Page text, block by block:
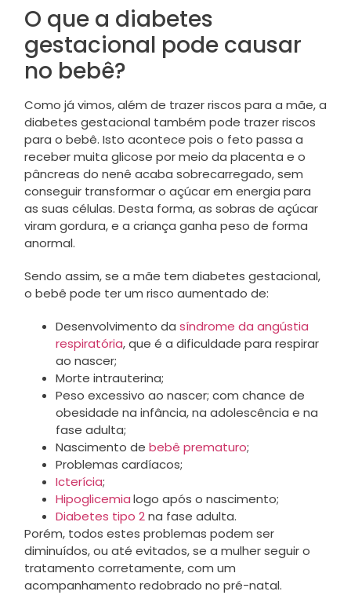
O que a diabetes
gestacional pode causar
no bebê?
Como já vimos, além de trazer riscos para a mãe, a
diabetes gestacional também pode trazer riscos
para o bebê. Isto acontece pois o feto passa a
receber muita glicose por meio da placenta e o
pâncreas do nenê acaba sobrecarregado, sem
conseguir transformar o açúcar em energia para
as suas células. Desta forma, as sobras de açúcar
viram gordura, e a criança ganha peso de forma
anormal.
Sendo assim, se a mãe tem diabetes gestacional,
o bebê pode ter um risco aumentado de:
Desenvolvimento da síndrome da angústia
respiratória, que é a dificuldade para respirar
ao nascer;
Morte intrauterina;
Peso excessivo ao nascer; com chance de
obesidade na infância, na adolescência e na
fase adulta;
Nascimento de bebê prematuro;
Problemas cardíacos;
Icterícia;
Hipoglicemialogo após o nascimento;
Diabetes tipo 2na fase adulta.
Porém, todos estes problemas podem ser
diminuídos, ou até evitados, se a mulher seguir o
tratamento corretamente, com um
acompanhamento redobrado no pré-natal.